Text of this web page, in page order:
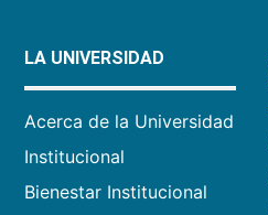
LA UNIVERSIDAD
Acerca de la Universidad
Institucional
Bienestar Institucional